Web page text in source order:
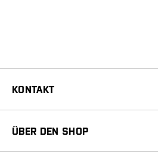
KONTAKT
ÜBER DEN SHOP